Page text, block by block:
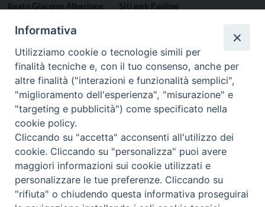
Beato Giacomo Alberione
Missione Paolina
Luoghi delle Origini
Governo Generale
Famiglia Paolina
Siti web Paoline
Notizie dal governo generale
Notizie in breve
RISORSE
Preghiere
Bollettino – PaolineOnline
Foto
Video
I NOSTRI CONTATTI
Contatti
Informativa
Utilizziamo cookie o tecnologie simili per
finalità tecniche e, con il tuo consenso, anche per
altre finalità ("interazioni e funzionalità semplici",
"miglioramento dell'esperienza", "misurazione" e
"targeting e pubblicità") come specificato nella
cookie policy.
Cliccando su "accetta" acconsenti all'utilizzo dei
cookie. Cliccando su "personalizza" puoi avere
maggiori informazioni sui cookie utilizzati e
personalizzare le tue preferenze. Cliccando su
"rifiuta" o chiudendo questa informativa proseguirai